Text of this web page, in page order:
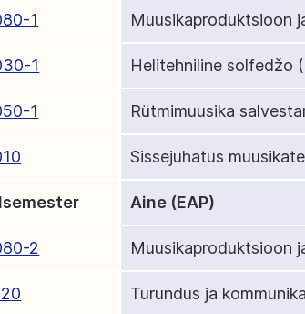
1 Muusikaproduktsioon
1 Helitehniline solfedžo
1 Rütmimuusika
Sissejuhatus
Aine (EAP)
2 Muusikaproduktsioon
Turundus ja